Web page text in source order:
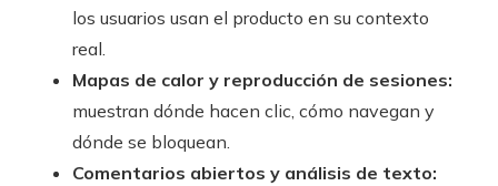
los usuarios usan el producto en su contexto
real.
Mapas de calor y reproducción de sesiones:
muestran dónde hacen clic, cómo navegan y
dónde se bloquean.
Comentarios abiertos y análisis de texto: